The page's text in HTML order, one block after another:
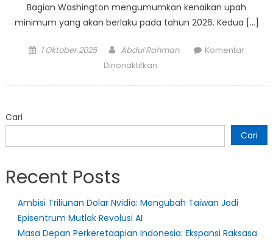
Bagian Washington mengumumkan kenaikan upah
minimum yang akan berlaku pada tahun 2026. Kedua […]
Posted
1 Oktober 2025 Author
Abdul Rahman
Komentar
Dinonaktifkan
dan
Baru
Cari
Cari
Recent Posts
Ambisi Triliunan Dolar Nvidia: Mengubah Taiwan Jadi
Episentrum Mutlak Revolusi AI
Masa Depan Perkeretaapian Indonesia: Ekspansi Raksasa